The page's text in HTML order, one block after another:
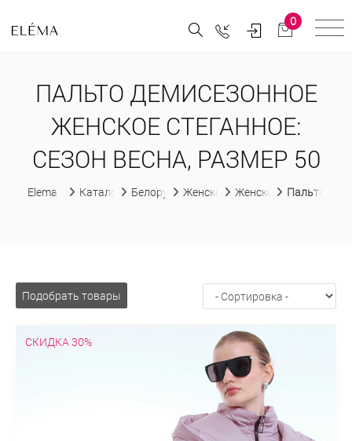
0
ПАЛЬТО ДЕМИСЕЗОННОЕ
ЖЕНСКОЕ СТЕГАННОЕ:
СЕЗОН ВЕСНА, РАЗМЕР 50
Elema Каталог Белорусская женская одежда
Женские пальто
Женские Пальто
Подобрать товары
СКИДКА 30%